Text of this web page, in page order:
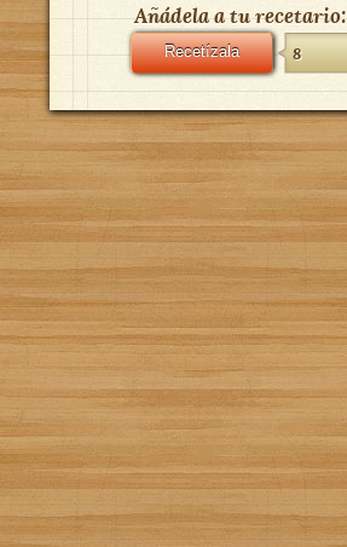
Añádela a tu recetario:
Recetízala 8